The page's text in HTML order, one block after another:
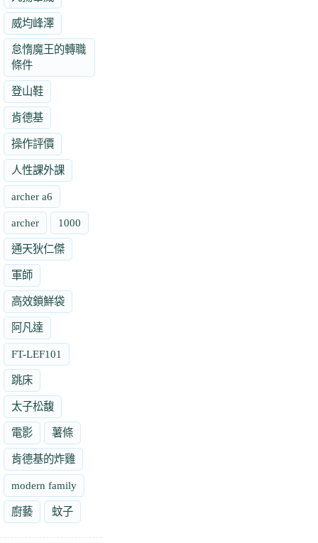
威均峰澤
怠惰魔王的轉職
條件
登山鞋
肯德基
操作評價
人性課外課
archer a6
archer 1000
通天狄仁傑
軍師
高效鎖鮮袋
阿凡達
FT-LEF101
跳床
太子松馥
電影 薯條
肯德基的炸雞
modern family
廚藝 蚊子